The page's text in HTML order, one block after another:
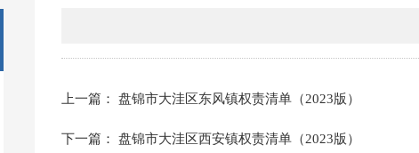
上一篇： 盘锦市大洼区东风镇权责清单（2023版）
下一篇： 盘锦市大洼区西安镇权责清单（2023版）